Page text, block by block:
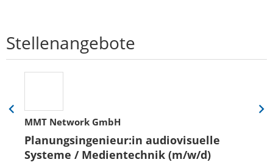
Stellenangebote
MMT Network GmbH
Planungsingenieur:in audiovisuelle
Systeme / Medientechnik (m/w/d)
Eine
Folie
zurück
Eine